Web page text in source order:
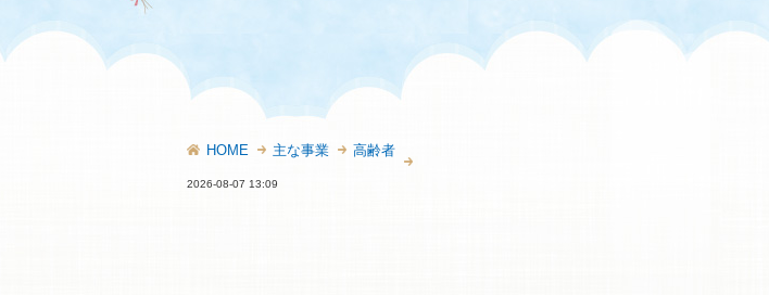
HOME 主な事業 高齢者
2026-08-07 13:09